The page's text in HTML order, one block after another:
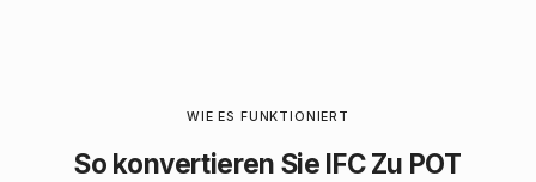
WIE ES FUNKTIONIERT
So konvertieren Sie IFC Zu POT